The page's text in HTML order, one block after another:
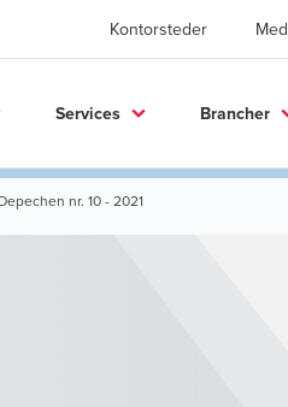
Kontorsteder
Services Brancher
Depechen nr. 10 - 2021